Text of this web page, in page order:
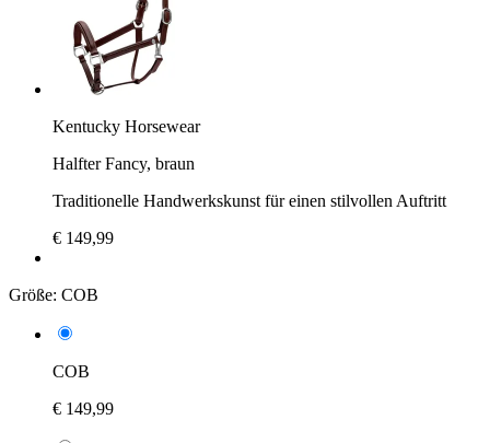
Kentucky Horsewear
Halfter Fancy, braun
Traditionelle Handwerkskunst für einen stilvollen Auftritt
€ 149,99
Größe: COB
COB
€ 149,99